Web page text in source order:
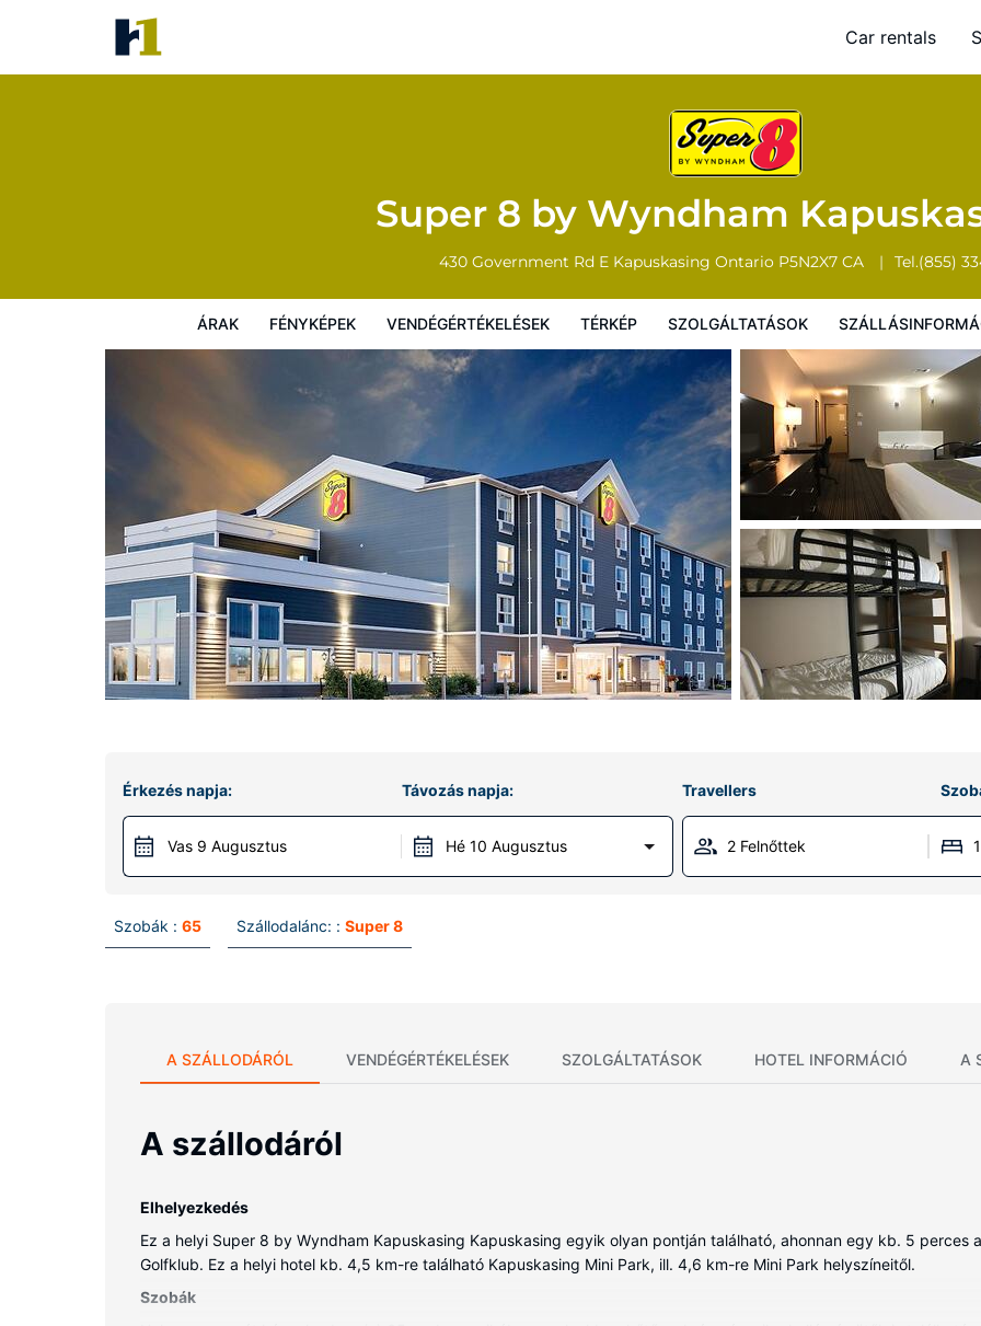
Car rentals
Super 8 by Wyndham
430 Government Rd E Kapuskasing Ontario P5N2X7 CA Tel.(855)
ÁRAK FÉNYKÉPEK VENDÉGÉRTÉKELÉSEK TÉRKÉP SZOLGÁLTATÁSOK
A szálláshely
Érkezés napja:
Vas 9 Augusztus
Távozás napja:
Hé 10 Augusztus
Travellers
2 Felnőttek
Szobák : 65 Szállodalánc: : Super 8
A SZÁLLODÁRÓL VENDÉGÉRTÉKELÉSEK SZOLGÁLTATÁSOK HOTEL INFORMÁCIÓ A
A szállodáról
Elhelyezkedés
Ez a helyi Super 8 by Wyndham Kapuskasing Kapuskasing egyik olyan pontján található, ahonnan egy kb. 5 perces
Golfklub. Ez a helyi hotel kb. 4,5 km-re található Kapuskasing Mini Park, ill. 4,6 km-re Mini Park helyszíneitől.
Szobák